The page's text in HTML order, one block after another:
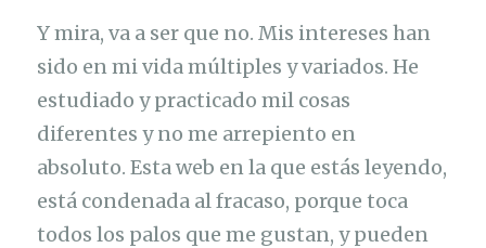
Y mira, va a ser que no. Mis intereses han
sido en mi vida múltiples y variados. He
estudiado y practicado mil cosas
diferentes y no me arrepiento en
absoluto. Esta web en la que estás leyendo,
está condenada al fracaso, porque toca
todos los palos que me gustan, y pueden